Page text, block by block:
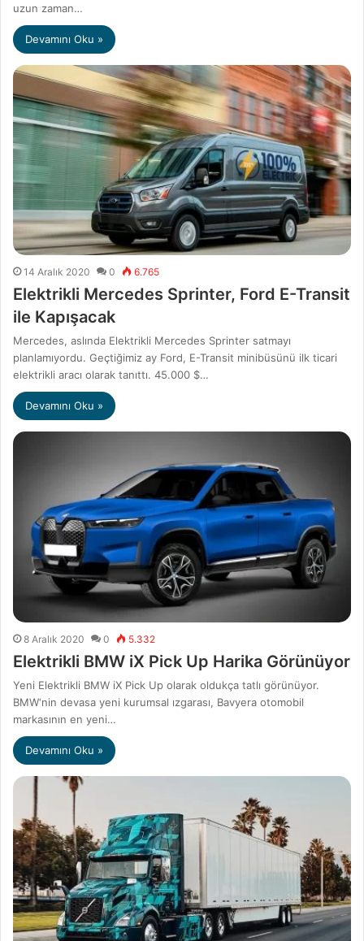
uzun zaman…
Devamını Oku »
14 Aralık 2020 0 6.765
Elektrikli Mercedes Sprinter, Ford E-Transit
ile Kapışacak
Mercedes, aslında Elektrikli Mercedes Sprinter satmayı
planlamıyordu. Geçtiğimiz ay Ford, E-Transit minibüsünü ilk ticari
elektrikli aracı olarak tanıttı. 45.000 $…
Devamını Oku »
8 Aralık 2020 0 5.332
Elektrikli BMW iX Pick Up Harika Görünüyor
Yeni Elektrikli BMW iX Pick Up olarak oldukça tatlı görünüyor.
BMW‘nin devasa yeni kurumsal ızgarası, Bavyera otomobil
markasının en yeni…
Devamını Oku »